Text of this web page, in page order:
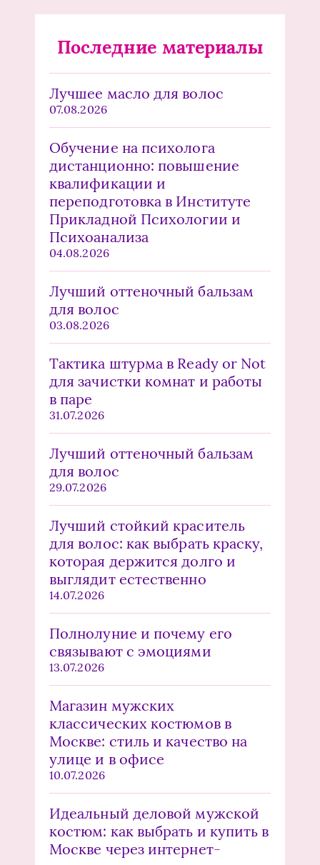
Последние материалы
Лучшее масло для волос
07.08.2026
Обучение на психолога
дистанционно: повышение
квалификации и
переподготовка в Институте
Прикладной Психологии и
Психоанализа
04.08.2026
Лучший оттеночный бальзам
для волос
03.08.2026
Тактика штурма в Ready or Not
для зачистки комнат и работы
в паре
31.07.2026
Лучший оттеночный бальзам
для волос
29.07.2026
Лучший стойкий краситель
для волос: как выбрать краску,
которая держится долго и
выглядит естественно
14.07.2026
Полнолуние и почему его
связывают с эмоциями
13.07.2026
Магазин мужских
классических костюмов в
Москве: стиль и качество на
улице и в офисе
10.07.2026
Идеальный деловой мужской
костюм: как выбрать и купить в
Москве через интернет-